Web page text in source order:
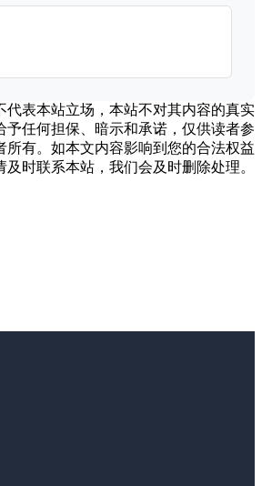
代表本站立场，本站不对其内容的真实
予任何担保、暗示和承诺，仅供读者参
所有。如本文内容影响到您的合法权益
及时联系本站，我们会及时删除处理。